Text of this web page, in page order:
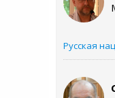
Русская